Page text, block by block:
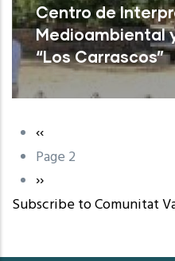
Centro de
Medioambiental
“Los Carrascos”
L'Alfàs del Pi
Pagination
Previous
page
‹‹
Page 2
Next
page
››
Subscribe to Comunitat